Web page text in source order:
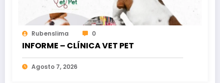
Rubenslima 0
INFORME – CLÍNICA VET PET
Agosto 7, 2026